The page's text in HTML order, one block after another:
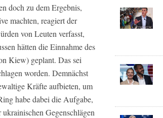
doch zu dem Ergebnis,
machten, reagiert der
von Leuten verfasst,
hätten die Einnahme des
Kiew) geplant. Das sei
worden. Demnächst
Kräfte aufbieten, um
habe dabei die Aufgabe,
Gegenschlägen